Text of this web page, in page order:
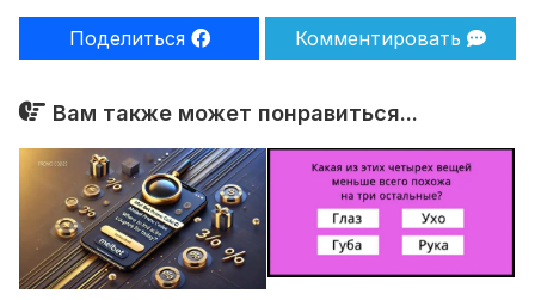
Поделиться Комментировать
Вам также может понравиться...